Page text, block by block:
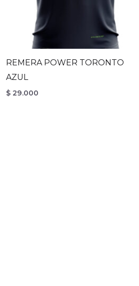
REMERA POWER TORONTO
AZUL
$ 29.000